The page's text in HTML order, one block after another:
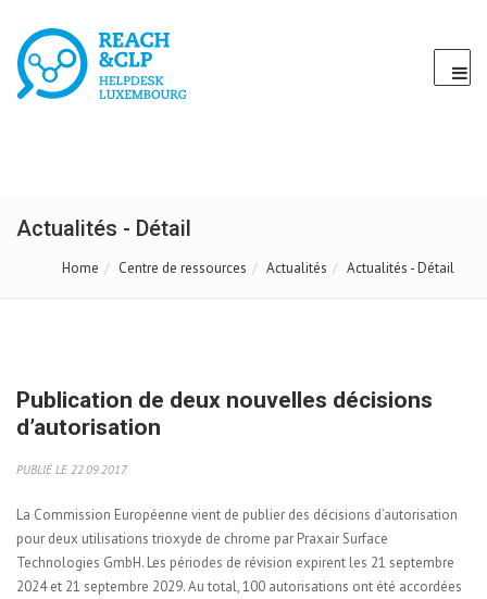
Actualités - Détail
Home Centre de ressources Actualités Actualités - Détail
Publication de deux nouvelles décisions
d’autorisation
PUBLIÉ LE 22.09.2017
La Commission Européenne vient de publier des décisions d’autorisation
pour deux utilisations trioxyde de chrome par Praxair Surface
Technologies GmbH. Les périodes de révision expirent les 21 septembre
2024 et 21 septembre 2029. Au total, 100 autorisations ont été accordées